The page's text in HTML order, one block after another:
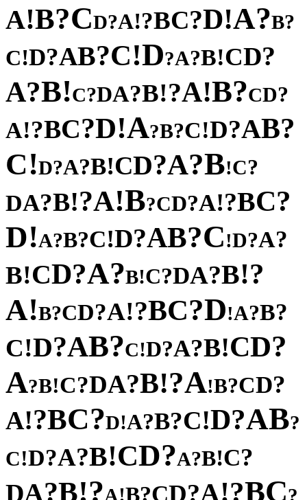
A!B?CD?A!?BC?D!A?B?
C!D?AB?C!D?A?B!CD?
A?B!C?DA?B!?A!B?CD?
A!?BC?D!A?B?C!D?AB?
C!D?A?B!CD?A?B!C?
DA?B!?A!B?CD?A!?BC?
D!A?B?C!D?AB?C!D?A?
B!CD?A?B!C?DA?B!?
A!B?CD?A!?BC?D!A?B?
C!D?AB?C!D?A?B!CD?
A?B!C?DA?B!?A!B?CD?
A!?BC?D!A?B?C!D?AB?
C!D?A?B!CD?A?B!C?
DA?B!?A!B?CD?A!?BC?